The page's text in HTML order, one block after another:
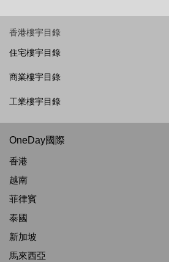
香港樓宇目錄
住宅樓宇目錄
商業樓宇目錄
工業樓宇目錄
OneDay國際
香港
越南
菲律賓
泰國
新加坡
馬來西亞